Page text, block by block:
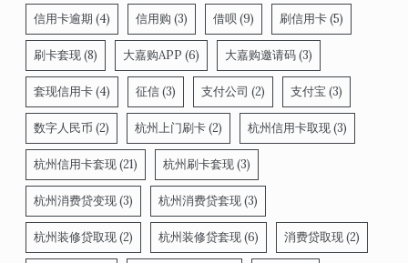
信用卡逾期 (4) 信用购 (3) 借呗(9) 刷信用卡(5)
刷卡套现(8) 大嘉购APP (6) 大嘉购邀请码(3)
套现信用卡(4) 征信(3) 支付公司 (2) 支付宝(3)
数字人民币 (2) 杭州上门刷卡(2) 杭州信用卡取现(3)
杭州信用卡套现(21) 杭州刷卡套现(3)
杭州消费贷变现(3) 杭州消费贷套现(3)
杭州装修贷取现(2) 杭州装修贷套现(6) 消费贷取现(2)